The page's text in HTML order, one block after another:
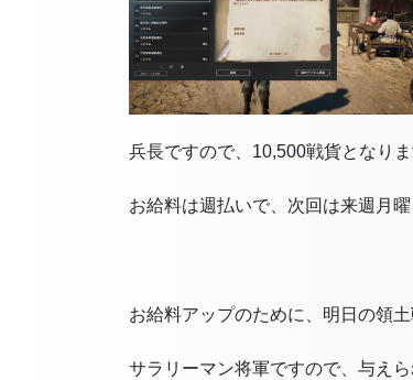
兵長ですので、10,500戦貨となりま
お給料は週払いで、次回は来週月曜
お給料アップのために、明日の領
サラリーマン将軍ですので、与え